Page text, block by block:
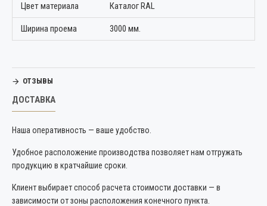
Цвет материала Каталог RAL
Ширина проема 3000 мм.
ОТЗЫВЫ
ДОСТАВКА
Наша оперативность — ваше удобство.
Удобное расположение производства позволяет нам отгружать
продукцию в кратчайшие сроки.
Клиент выбирает способ расчета стоимости доставки — в
зависимости от зоны расположения конечного пункта.